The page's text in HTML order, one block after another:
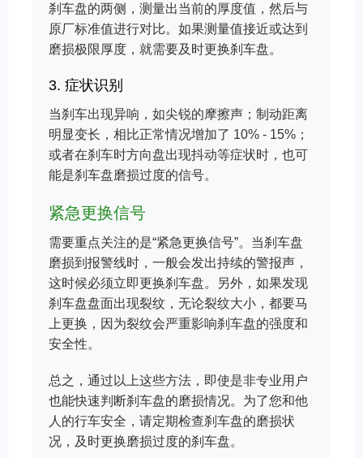
刹车盘的两侧，测量出当前的厚度值，然后与
原厂标准值进行对比。如果测量值接近或达到
磨损极限厚度，就需要及时更换刹车盘。
3. 症状识别
当刹车出现异响，如尖锐的摩擦声；制动距离
明显变长，相比正常情况增加了 10% - 15%；
或者在刹车时方向盘出现抖动等症状时，也可
能是刹车盘磨损过度的信号。
紧急更换信号
需要重点关注的是“紧急更换信号”。当刹车盘
磨损到报警线时，一般会发出持续的警报声，
这时候必须立即更换刹车盘。另外，如果发现
刹车盘盘面出现裂纹，无论裂纹大小，都要马
上更换，因为裂纹会严重影响刹车盘的强度和
安全性。
总之，通过以上这些方法，即使是非专业用户
也能快速判断刹车盘的磨损情况。为了您和他
人的行车安全，请定期检查刹车盘的磨损状
况，及时更换磨损过度的刹车盘。